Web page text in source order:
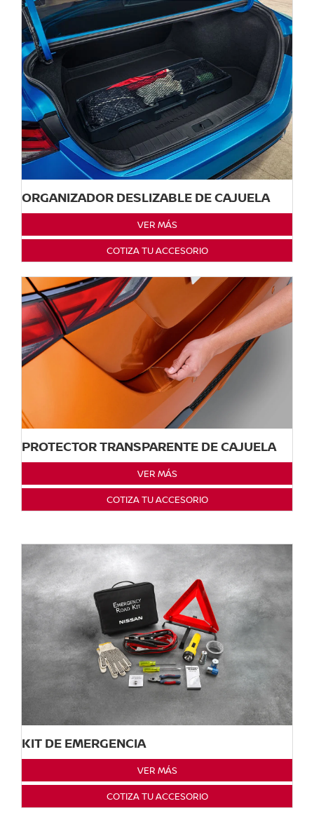
ORGANIZADOR DESLIZABLE DE CAJUELA
VER MÁS
COTIZA TU ACCESORIO
PROTECTOR TRANSPARENTE DE CAJUELA
VER MÁS
COTIZA TU ACCESORIO
KIT DE EMERGENCIA
VER MÁS
COTIZA TU ACCESORIO